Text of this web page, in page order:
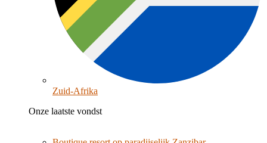
Zuid-Afrika
Onze laatste vondst